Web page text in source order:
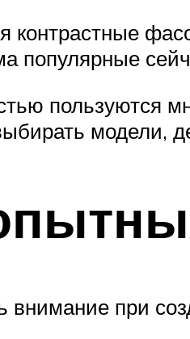
контрастные
популярные
пользуются
модели,
внимание при